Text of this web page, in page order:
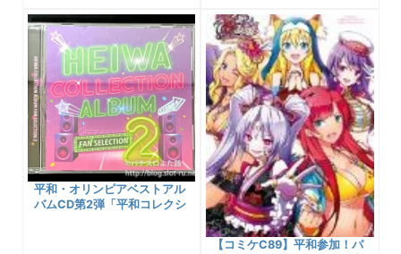
「Awakening Song」他2曲
入りCDが2022年6月29日よ
り一般販売開始！予約受付先
ショップ紹介！
購入しました！購入先＆収録
楽曲の情報や初回特典など紹
介します！
平和・オリンピアベストアル
バムCD第2弾「平和コレクシ
【コミケC89】平和参加！パ